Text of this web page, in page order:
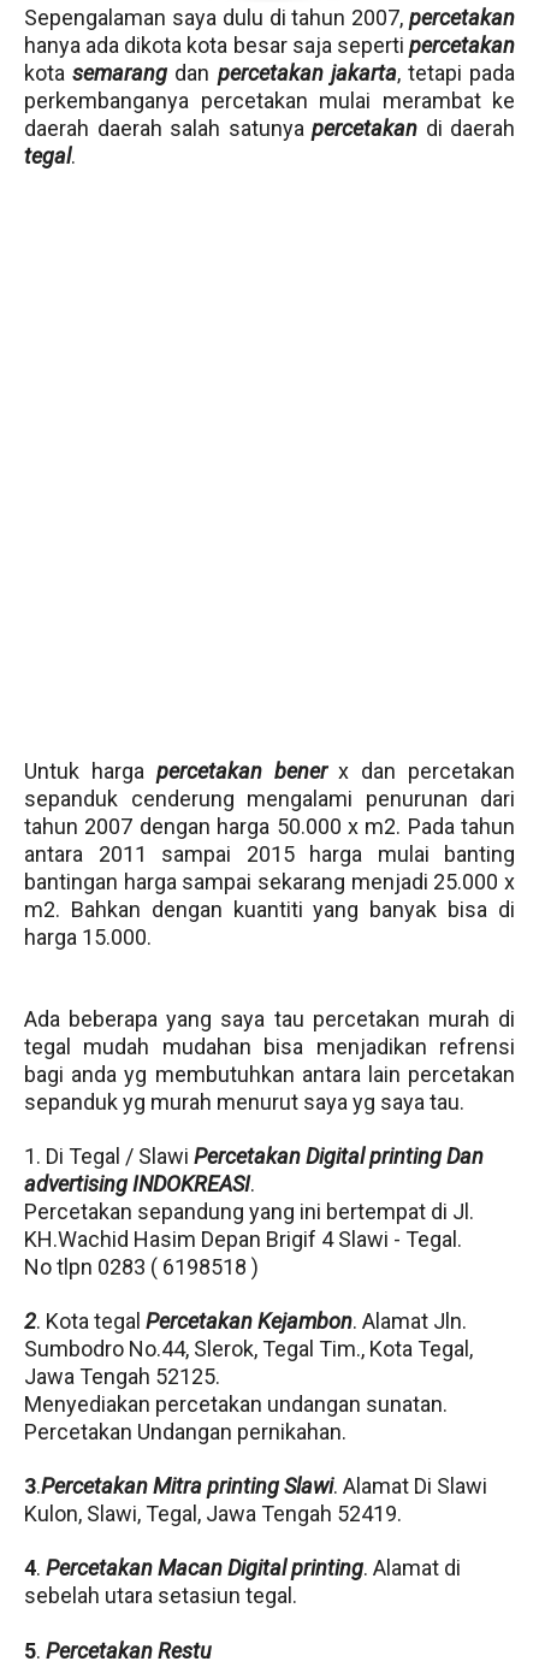
Sepengalaman saya dulu di tahun 2007, percetakan
hanya ada dikota kota besar saja seperti percetakan
kotasemarang dan percetakan jakarta, tetapi pada
perkembanganya percetakan mulai merambat ke
daerah daerah salah satunya percetakan di daerah
tegal.
Untuk harga percetakan benerx dan percetakan
sepanduk cenderung mengalami penurunan dari
tahun 2007 dengan harga 50.000 x m2. Pada tahun
antara 2011 sampai 2015 harga mulai banting
bantingan harga sampai sekarang menjadi 25.000 x
m2. Bahkan dengan kuantiti yang banyak bisa di
harga 15.000.
Ada beberapa yang saya tau percetakan murah di
tegal mudah mudahan bisa menjadikan refrensi
bagi anda yg membutuhkan antara lain percetakan
sepanduk yg murah menurut saya yg saya tau.
1. Di Tegal / Slawi PercetakanDigital printing Dan
advertising INDOKREASI.
Percetakan sepandung yang ini bertempat di Jl.
KH.Wachid Hasim Depan Brigif 4 Slawi - Tegal.
No tlpn 0283 ( 6198518 )
2. Kota tegal Percetakan Kejambon. Alamat Jln.
Sumbodro No.44, Slerok, Tegal Tim., Kota Tegal,
Jawa Tengah 52125.
Menyediakan percetakan undangan sunatan.
Percetakan Undangan pernikahan.
3.Percetakan Mitra printing Slawi. Alamat Di Slawi
Kulon, Slawi, Tegal, Jawa Tengah 52419.
4. Percetakan Macan Digital printing. Alamat di
sebelah utara setasiun tegal.
5. Percetakan Restu